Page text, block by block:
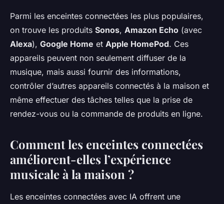
Parmi les enceintes connectées les plus populaires,
on trouve les produits Sonos, Amazon Echo (avec
Alexa), Google Home et Apple HomePod. Ces
appareils peuvent non seulement diffuser de la
musique, mais aussi fournir des informations,
contrôler d’autres appareils connectés à la maison et
même effectuer des tâches telles que la prise de
rendez-vous ou la commande de produits en ligne.
Comment les enceintes connectées
améliorent-elles l’expérience
musicale à la maison ?
Les enceintes connectées avec IA offrent une